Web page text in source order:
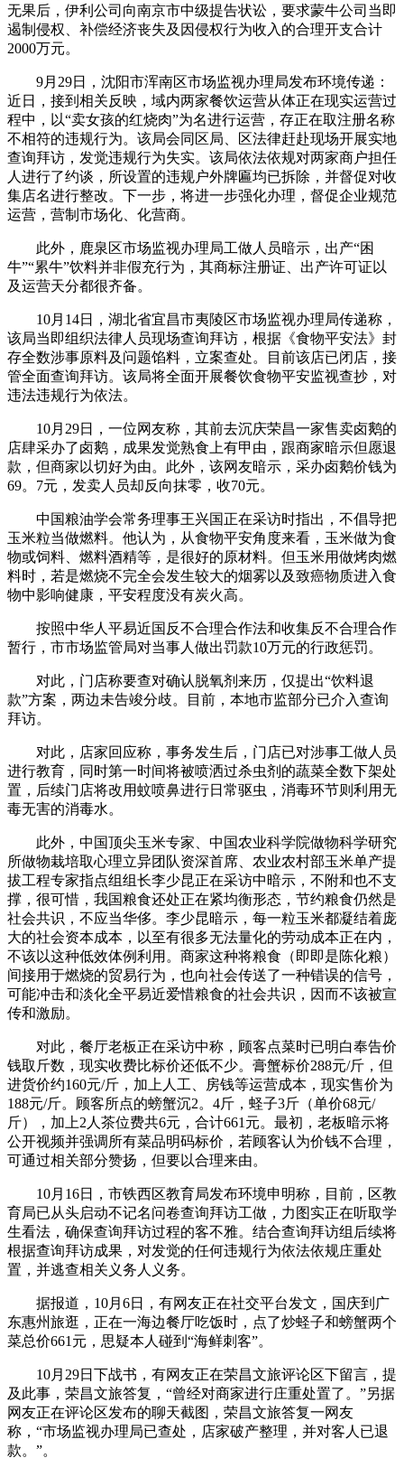
无果后，伊利公司向南京市中级提告状讼，要求蒙牛公司当即
遏制侵权、补偿经济丧失及因侵权行为收入的合理开支合计
2000万元。
9月29日，沈阳市浑南区市场监视办理局发布环境传递：
近日，接到相关反映，域内两家餐饮运营从体正在现实运营过
程中，以“卖女孩的红烧肉”为名进行运营，存正在取注册名称
不相符的违规行为。该局会同区局、区法律赶赴现场开展实地
查询拜访，发觉违规行为失实。该局依法依规对两家商户担任
人进行了约谈，所设置的违规户外牌匾均已拆除，并督促对收
集店名进行整改。下一步，将进一步强化办理，督促企业规范
运营，营制市场化、化营商。
此外，鹿泉区市场监视办理局工做人员暗示，出产“困
牛”“累牛”饮料并非假充行为，其商标注册证、出产许可证以
及运营天分都很齐备。
10月14日，湖北省宜昌市夷陵区市场监视办理局传递称，
该局当即组织法律人员现场查询拜访，根据《食物平安法》封
存全数涉事原料及问题馅料，立案查处。目前该店已闭店，接
管全面查询拜访。该局将全面开展餐饮食物平安监视查抄，对
违法违规行为依法。
10月29日，一位网友称，其前去沉庆荣昌一家售卖卤鹅的
店肆采办了卤鹅，成果发觉熟食上有甲由，跟商家暗示但愿退
款，但商家以切好为由。此外，该网友暗示，采办卤鹅价钱为
69。7元，发卖人员却反向抹零，收70元。
中国粮油学会常务理事王兴国正在采访时指出，不倡导把
玉米粒当做燃料。他认为，从食物平安角度来看，玉米做为食
物或饲料、燃料酒精等，是很好的原材料。但玉米用做烤肉燃
料时，若是燃烧不完全会发生较大的烟雾以及致癌物质进入食
物中影响健康，平安程度没有炭火高。
按照中华人平易近国反不合理合作法和收集反不合理合作
暂行，市市场监管局对当事人做出罚款10万元的行政惩罚。
对此，门店称要查对确认脱氧剂来历，仅提出“饮料退
款”方案，两边未告竣分歧。目前，本地市监部分已介入查询
拜访。
对此，店家回应称，事务发生后，门店已对涉事工做人员
进行教育，同时第一时间将被喷洒过杀虫剂的蔬菜全数下架处
置，后续门店将改用蚊喷鼻进行日常驱虫，消毒环节则利用无
毒无害的消毒水。
此外，中国顶尖玉米专家、中国农业科学院做物科学研究
所做物栽培取心理立异团队资深首席、农业农村部玉米单产提
拔工程专家指点组组长李少昆正在采访中暗示，不附和也不支
撑，很可惜，我国粮食还处正在紧均衡形态，节约粮食仍然是
社会共识，不应当华侈。李少昆暗示，每一粒玉米都凝结着庞
大的社会资本成本，以至有很多无法量化的劳动成本正在内，
不该以这种低效体例利用。商家这种将粮食（即即是陈化粮）
间接用于燃烧的贸易行为，也向社会传送了一种错误的信号，
可能冲击和淡化全平易近爱惜粮食的社会共识，因而不该被宣
传和激励。
对此，餐厅老板正在采访中称，顾客点菜时已明白奉告价
钱取斤数，现实收费比标价还低不少。膏蟹标价288元/斤，但
进货价约160元/斤，加上人工、房钱等运营成本，现实售价为
188元/斤。顾客所点的螃蟹沉2。4斤，蛏子3斤（单价68元/
斤），加上2人茶位费共6元，合计661元。最初，老板暗示将
公开视频并强调所有菜品明码标价，若顾客认为价钱不合理，
可通过相关部分赞扬，但要以合理来由。
10月16日，市铁西区教育局发布环境申明称，目前，区教
育局已从头启动不记名问卷查询拜访工做，力图实正在听取学
生看法，确保查询拜访过程的客不雅。结合查询拜访组后续将
根据查询拜访成果，对发觉的任何违规行为依法依规庄重处
置，并逃查相关义务人义务。
据报道，10月6日，有网友正在社交平台发文，国庆到广
东惠州旅逛，正在一海边餐厅吃饭时，点了炒蛏子和螃蟹两个
菜总价661元，思疑本人碰到“海鲜刺客”。
10月29日下战书，有网友正在荣昌文旅评论区下留言，提
及此事，荣昌文旅答复，“曾经对商家进行庄重处置了。”另据
网友正在评论区发布的聊天截图，荣昌文旅答复一网友
称，“市场监视办理局已查处，店家破产整理，并对客人已退
款。”。